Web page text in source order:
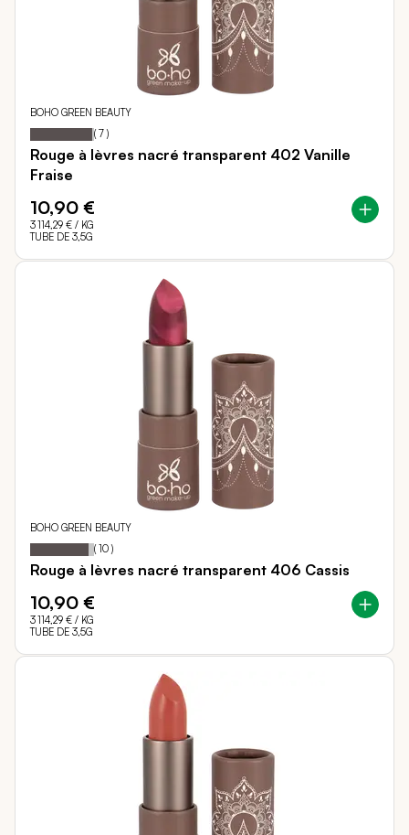
BOHO GREEN BEAUTY
Notation: 97
% of
( 7 )
Rouge à lèvres nacré transparent 402 Vanille
Fraise
10,90 €
3 114,29 € / KG
TUBE DE 3,5G
BOHO GREEN BEAUTY
Notation: 92
% of
( 10 )
Rouge à lèvres nacré transparent 406 Cassis
10,90 €
3 114,29 € / KG
TUBE DE 3,5G